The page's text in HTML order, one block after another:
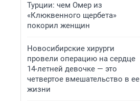
Турции: чем Омер из
«Клюквенного щербета»
покорил женщин
Новосибирские хирурги
провели операцию на сердце
14-летней девочке — это
четвертое вмешательство в ее
жизни